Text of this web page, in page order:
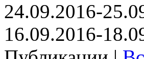
24.09.2016-
16.09.2016-